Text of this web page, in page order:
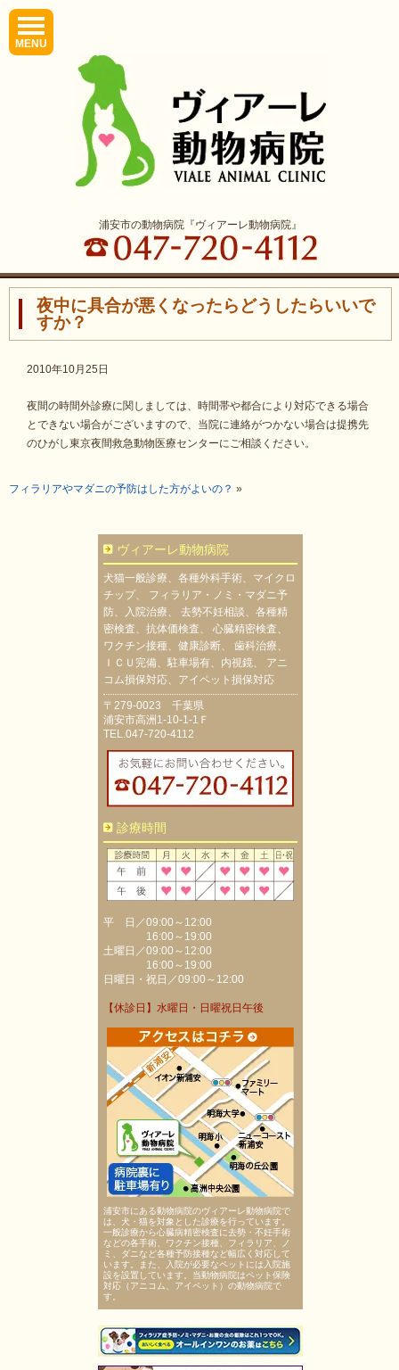
MENU
浦安市の動物病院『ヴィアーレ動物病院』
夜中に具合が悪くなったらどうしたらいいで
すか？
2010年10月25日
夜間の時間外診療に関しましては、時間帯や都合により対応できる場合
とできない場合がございますので、当院に連絡がつかない場合は提携先
のひがし東京夜間救急動物医療センターにご相談ください。
フィラリアやマダニの予防はした方がよいの？ »
ヴィアーレ動物病院
犬猫一般診療、各種外科手術、マイクロ
チップ、 フィラリア・ノミ・マダニ予
防、入院治療、 去勢不妊相談、各種精
密検査、抗体価検査、 心臓精密検査、
ワクチン接種、健康診断、 歯科治療、
ＩＣＵ完備、駐車場有、内視鏡、 アニ
コム損保対応、アイペット損保対応
〒279-0023 千葉県
浦安市高洲1-10-1-1Ｆ
TEL.047-720-4112
診療時間
平 日／09:00～12:00
16:00～19:00
土曜日／09:00～12:00
16:00～19:00
日曜日・祝日／09:00～12:00
【休診日】水曜日・日曜祝日午後
浦安市にある動物病院のヴィアーレ動物病院で
は、犬・猫を対象とした診療を行っています。
一般診療から心臓病精密検査に去勢・不妊手術
などの各手術、ワクチン接種、フィラリア、ノ
ミ、ダニなど各種予防接種など幅広く対応して
います。また、入院が必要なペットには入院施
設を設置しています。当動物病院はペット保険
対応（アニコム、アイペット）の動物病院で
す。